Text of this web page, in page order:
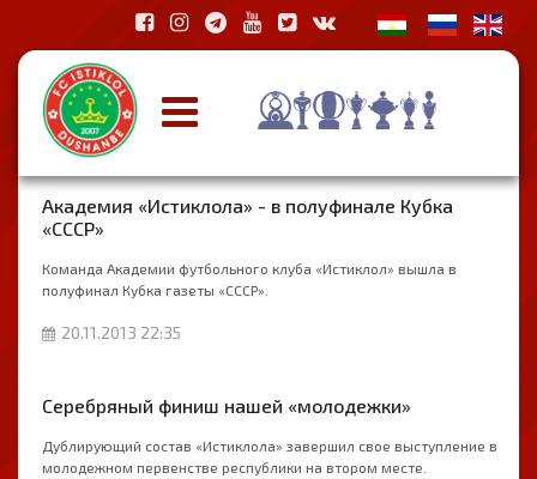
Академия «Истиклола» - в полуфинале Кубка
«СССР»
Команда Академии футбольного клуба «Истиклол» вышла в
полуфинал Кубка газеты «СССР».
20.11.2013 22:35
Серебряный финиш нашей «молодежки»
Дублирующий состав «Истиклола» завершил свое выступление в
молодежном первенстве республики на втором месте.